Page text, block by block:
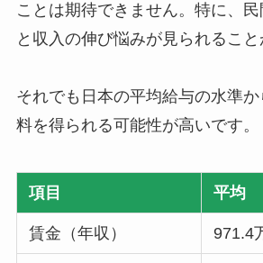
ことは期待できません。特に、
と収入の伸び悩みが見られること
それでも日本の平均給与の水準
料を得られる可能性が高いです。
項目 平均
賃金（年収） 971.4